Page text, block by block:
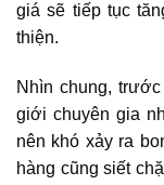
giá sẽ tiếp tục
thiện.
Nhìn chung,
giới chuyên gia
nên khó xảy ra
hàng cũng siết